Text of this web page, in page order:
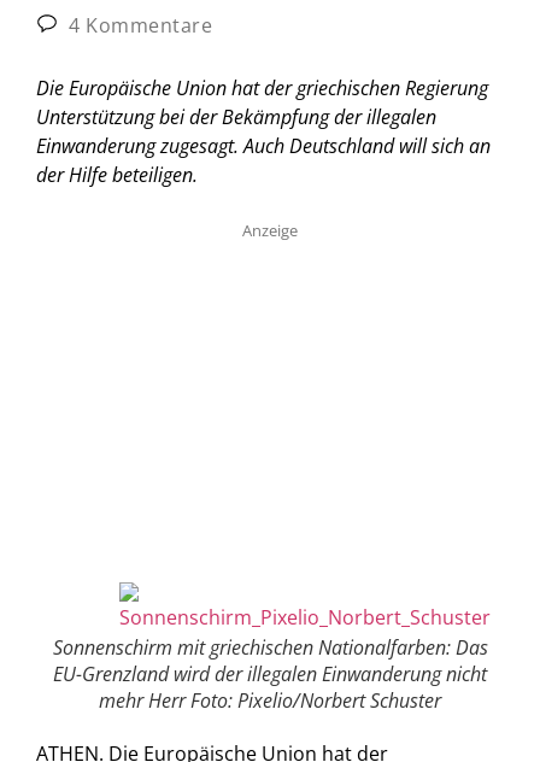
4 Kommentare
Die Europäische Union hat der griechischen Regierung
Unterstützung bei der Bekämpfung der illegalen
Einwanderung zugesagt. Auch Deutschland will sich an
der Hilfe beteiligen.
Anzeige
Sonnenschirm mit griechischen Nationalfarben: Das
EU-Grenzland wird der illegalen Einwanderung nicht
mehr Herr Foto: Pixelio/Norbert Schuster
ATHEN. Die Europäische Union hat der